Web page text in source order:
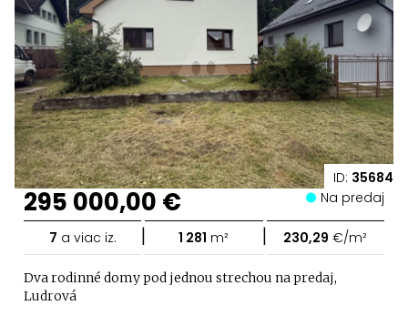
ID: 35684
295 000,00 € Na predaj
7 a viac iz. | 1 281 m² | 230,29 €/m²
Dva rodinné domy pod jednou strechou na predaj,
Ludrová